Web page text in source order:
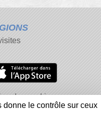
des cookies
un contenu inapproprié
le contrôle sur ceux